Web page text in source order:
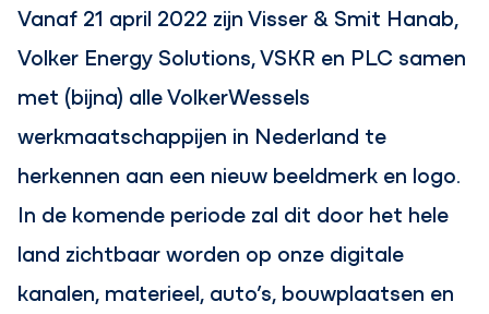
Vanaf 21 april 2022 zijn Visser & Smit Hanab,
Volker Energy Solutions, VSKR en PLC samen
met (bijna) alle VolkerWessels
werkmaatschappijen in Nederland te
herkennen aan een nieuw beeldmerk en logo.
In de komende periode zal dit door het hele
land zichtbaar worden op onze digitale
kanalen, materieel, auto’s, bouwplaatsen en